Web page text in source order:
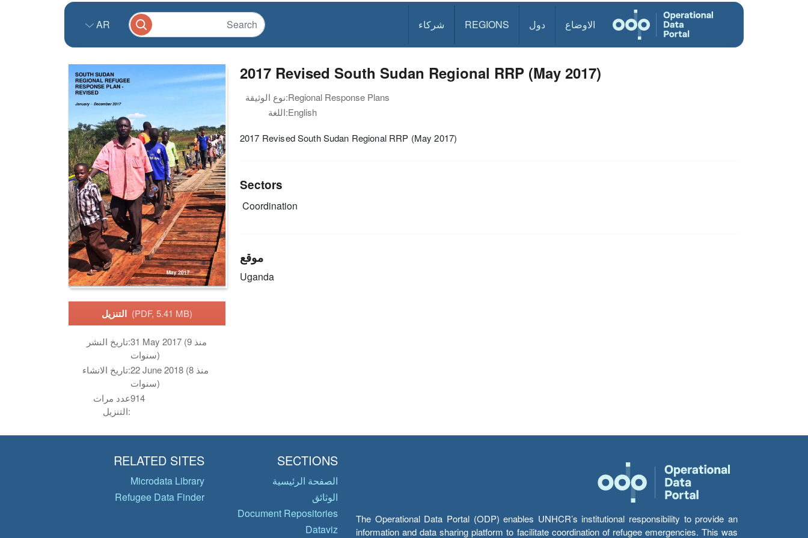
الاوضاع دول REGIONS شركاء AR
(PDF, 5.41 MB)
تاريخ النشر:31 May 2017 (منذ 9
سنوات)
تاريخ الانشاء:22 June 2018 (منذ 8
سنوات)
عدد مرات
التنزيل:
914
2017 Revised South Sudan Regional RRP (May 2017)
نوع الوثيقة:Regional Response Plans
اللغة:English
2017 Revised South Sudan Regional RRP (May 2017)
Sectors
Coordination
موقع
Uganda
The Operational Data Portal (ODP) enables UNHCR’s institutional responsibility to provide an
information and data sharing platform to facilitate coordination of refugee emergencies. This was
SECTIONS
الصفحة الرئيسية
الوثائق
Document Repositories
Dataviz
RELATED SITES
Microdata Library
Refugee Data Finder